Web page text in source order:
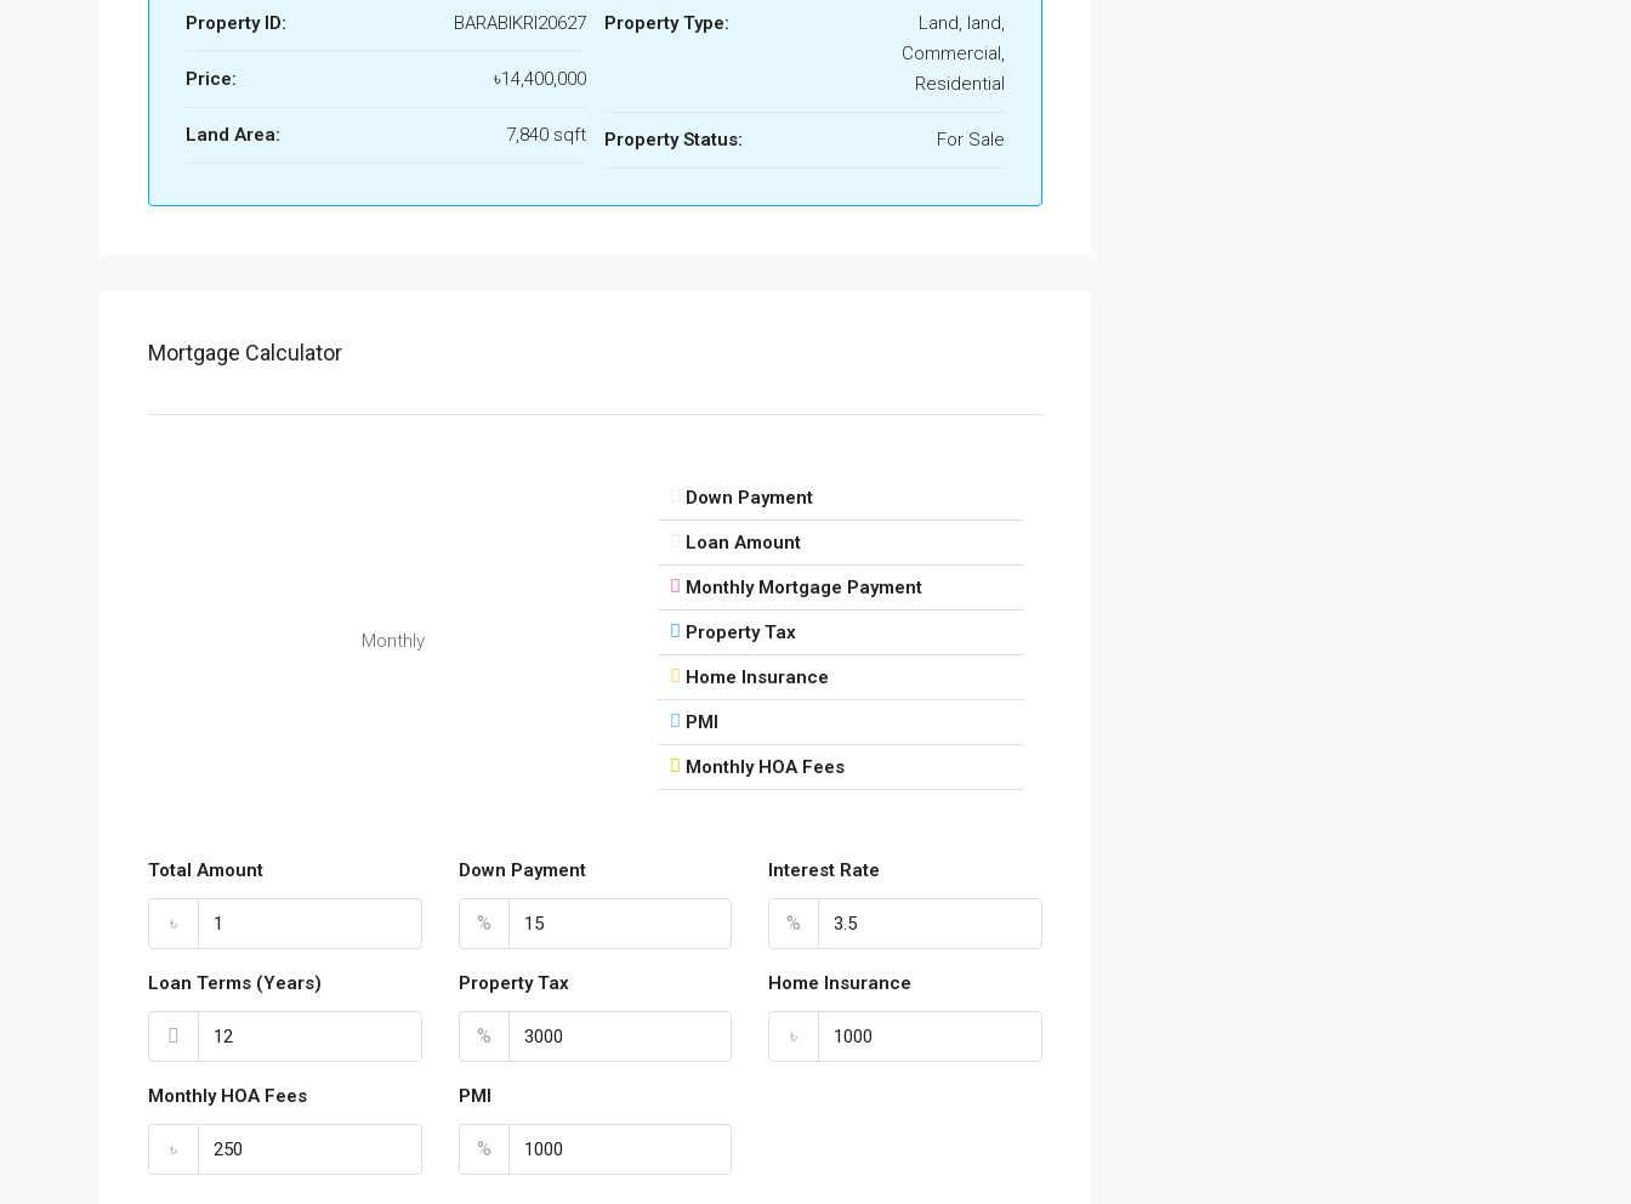
Property ID: BARABIKRI20627
Price: ৳14,400,000
Land Area: 7,840 sqft
Property Type:
Land, land,
Commercial,
Residential
Property Status: For Sale
Mortgage Calculator
Monthly
Down Payment
Loan Amount
Monthly Mortgage Payment
Property Tax
Home Insurance
PMI
Monthly HOA Fees
Total Amount
৳
Down Payment
%
Interest Rate
%
Loan Terms (Years) Property Tax
%
Home Insurance
৳
Monthly HOA Fees
৳
PMI
%